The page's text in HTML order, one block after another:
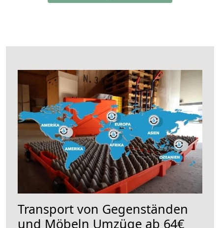
Transport von Gegenständen
und Möbeln Umzüge ab 64€